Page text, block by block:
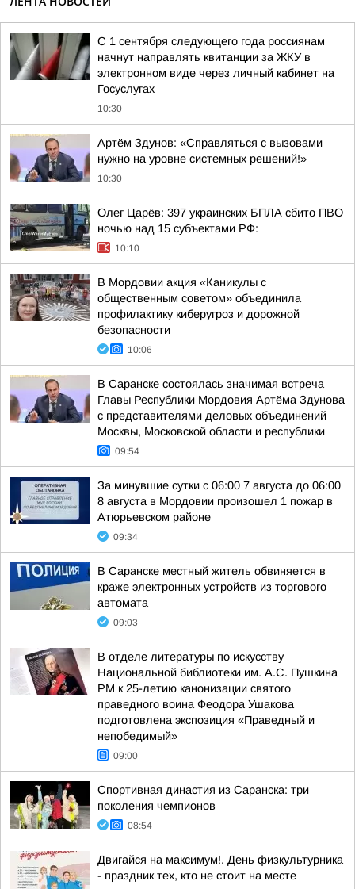
С 1 сентября следующего года россиянам
начнут направлять квитанции за ЖКУ в
электронном виде через личный кабинет на
Госуслугах
10:30
Артём Здунов: «Справляться с вызовами
нужно на уровне системных решений!»
10:30
Олег Царёв: 397 украинских БПЛА сбито ПВО
ночью над 15 субъектами РФ:
10:10
В Мордовии акция «Каникулы с
общественным советом» объединила
профилактику киберугроз и дорожной
безопасности
10:06
В Саранске состоялась значимая встреча
Главы Республики Мордовия Артёма Здунова
с представителями деловых объединений
Москвы, Московской области и республики
09:54
За минувшие сутки с 06:00 7 августа до 06:00
8 августа в Мордовии произошел 1 пожар в
Атюрьевском районе
09:34
В Саранске местный житель обвиняется в
краже электронных устройств из торгового
автомата
09:03
В отделе литературы по искусству
Национальной библиотеки им. А.С. Пушкина
РМ к 25-летию канонизации святого
праведного воина Феодора Ушакова
подготовлена экспозиция «Праведный и
непобедимый»
09:00
Спортивная династия из Саранска: три
поколения чемпионов
08:54
Двигайся на максимум!. День физкультурника
- праздник тех, кто не стоит на месте